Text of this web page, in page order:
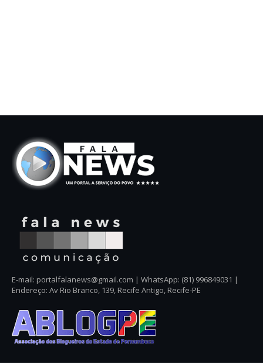
E-mail: portalfalanews@gmail.com | WhatsApp: (81) 996849031 |
Endereço: Av Rio Branco, 139, Recife Antigo, Recife-PE